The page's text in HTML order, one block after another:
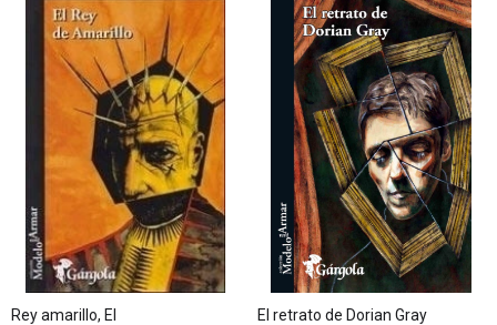
Rey amarillo, El
El retrato de Dorian Gray